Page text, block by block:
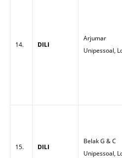
14. DILI
Arjumar
Unipessoal,
15. DILI
Belak G & C
Unipessoal,